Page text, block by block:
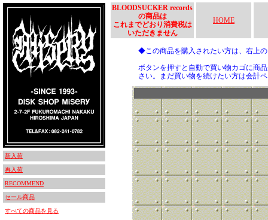
新入荷
再入荷
RECOMMEND
セール商品
すべての商品を見る
BLOODSUCKER records
の商品は
これまでどおり消費税は
いただきません
HOME
◆この商品を購入されたい方は、右上
ボタンを押すと自動で買い物カゴに商
さい。まだ買い物を続けたい方は会計